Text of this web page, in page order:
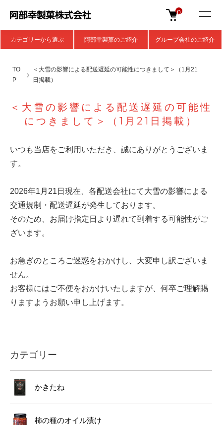
0
カテゴリーから選ぶ 阿部幸製菓のご紹介 グループ会社のご紹介
TO
P
＜大雪の影響による配送遅延の可能性につきまして＞（1月21
日掲載）
＜大雪の影響による配送遅延の可能性
につきまして＞（1月21日掲載）
いつも当店をご利用いただき、誠にありがとうございま
す。
2026年1月21日現在、各配送会社にて大雪の影響による
交通規制・配送遅延が発生しております。
そのため、お届け指定日より遅れて到着する可能性がご
ざいます。
お急ぎのところご迷惑をおかけし、大変申し訳ございま
せん。
お客様にはご不便をおかけいたしますが、何卒ご理解賜
りますようお願い申し上げます。
カテゴリー
かきたね
柿の種のオイル漬け